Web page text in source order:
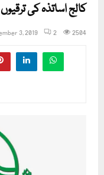
کالج اساتذہ کی
3, 2019 2 2504